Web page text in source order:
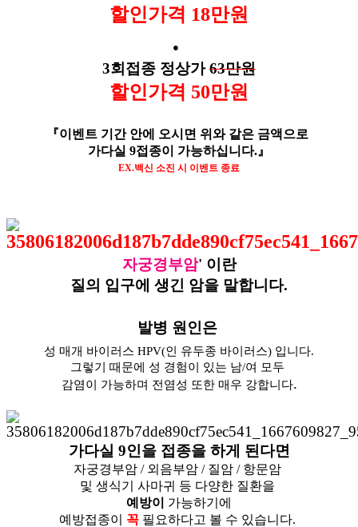
할인가격 18만원
●
3회접종 정상가63만원
할인가격 50만원
『이벤트 기간 안에 오시면 위와 같은 금액으로
가다실 9접종이 가능하십니다. 』
EX.백신 소진 시 이벤트 종료
자궁경부암' 이란
질의 입구에 생긴 암을 말합니다.
발병 원인은
성 매개 바이러스 HPV(인 유두종 바이러스) 입니다.
그렇기 때문에 성 경험이 있는 남/여 모두
감염이 가능하며 전염성 또한 매우 강합니다.
가다실 9인을 접종을 하게 된다면
자궁경부암 / 외음부암 / 질암 / 항문암
및 생식기 사마귀 등 다양한 질환을
예방이 가능하기에
예방접종이 꼭 필요하다고 볼 수 있습니다.